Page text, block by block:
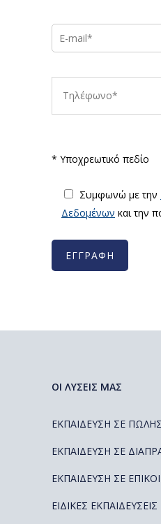
* Υποχρεωτικό πεδίο
Συμφωνώ με την
Δεδομένων και την
ΟΙ ΛΥΣΕΙΣ ΜΑΣ
ΕΚΠΑΙΔΕΥΣΗ ΣΕ
ΕΚΠΑΙΔΕΥΣΗ ΣΕ
ΕΚΠΑΙΔΕΥΣΗ ΣΕ
ΕΙΔΙΚΕΣ ΕΚΠΑΙΔΕΥΣΕΙΣ